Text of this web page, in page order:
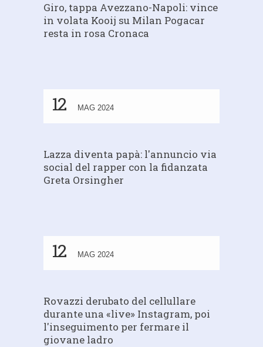
Giro, tappa Avezzano-Napoli: vince
in volata Kooij su Milan Pogacar
resta in rosa Cronaca
12 MAG 2024
Lazza diventa papà: l'annuncio via
social del rapper con la fidanzata
Greta Orsingher
12 MAG 2024
Rovazzi derubato del cellullare
durante una «live» Instagram, poi
l'inseguimento per fermare il
giovane ladro